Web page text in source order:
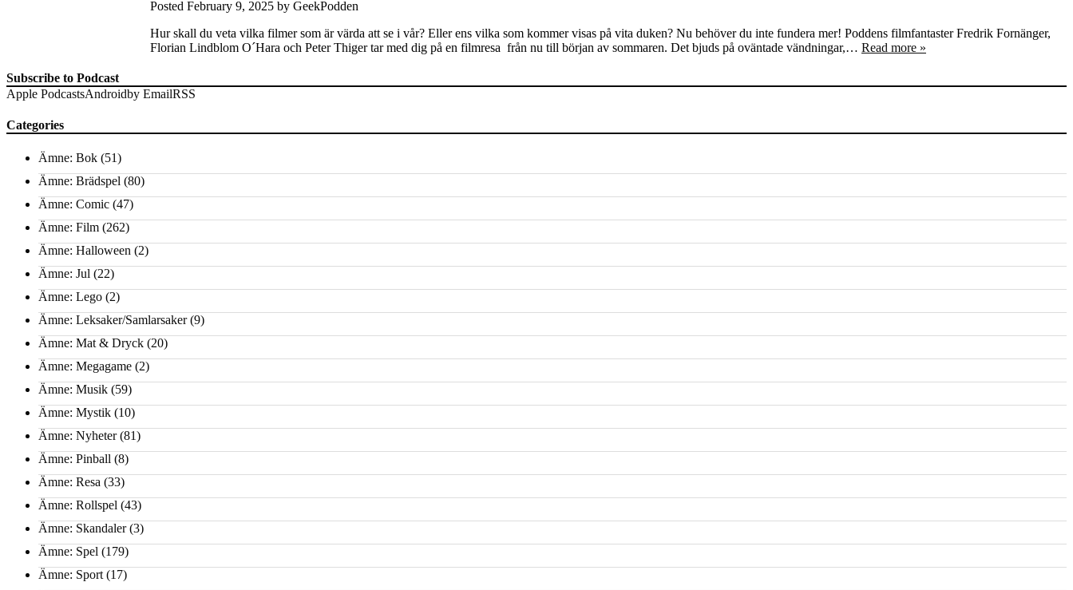
GEEKPODDENS
JULSPECIALER 2013
Posted February 9, 2025 by GeekPodden
Hur skall du veta vilka filmer som är värda att se i vår? Eller ens vilka som kommer visas på vita duken? Nu behöver du inte fundera mer! Poddens filmfantaster Fredrik Fornänger,
Florian Lindblom O´Hara och Peter Thiger tar med dig på en filmresa från nu till början av sommaren. Det bjuds på oväntade vändningar,… Read more »
Subscribe to Podcast
Apple PodcastsAndroidby EmailRSS
Categories
Ämne: Bok (51)
Ämne: Brädspel (80)
Ämne: Comic (47)
Ämne: Film (262)
Ämne: Halloween (2)
Ämne: Jul (22)
Ämne: Lego (2)
Ämne: Leksaker/Samlarsaker(9)
Ämne: Mat & Dryck (20)
Ämne: Megagame (2)
Ämne: Musik (59)
Ämne: Mystik (10)
Ämne: Nyheter(81)
Ämne: Pinball (8)
Ämne: Resa (33)
Ämne: Rollspel (43)
Ämne: Skandaler(3)
Ämne: Spel (179)
Ämne: Sport (17)